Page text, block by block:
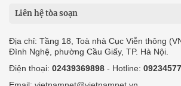
Liên hệ tòa soạn
Địa chỉ: Tầng 18, Toà nhà Cục Viễn thông
Đình Nghệ, phường Cầu Giấy, TP. Hà Nội.
Điện thoại: 02439369898 - Hotline: